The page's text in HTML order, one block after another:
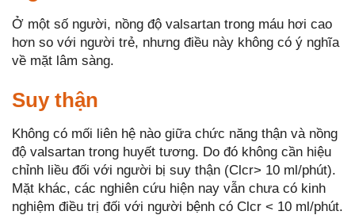
Ở một số người, nồng độ valsartan trong máu hơi cao
hơn so với người trẻ, nhưng điều này không có ý nghĩa
về mặt lâm sàng.
Suy thận
Không có mối liên hệ nào giữa chức năng thận và nồng
độ valsartan trong huyết tương. Do đó không cần hiệu
chỉnh liều đối với người bị suy thận (Clcr> 10 ml/phút).
Mặt khác, các nghiên cứu hiện nay vẫn chưa có kinh
nghiệm điều trị đối với người bệnh có Clcr < 10 ml/phút.